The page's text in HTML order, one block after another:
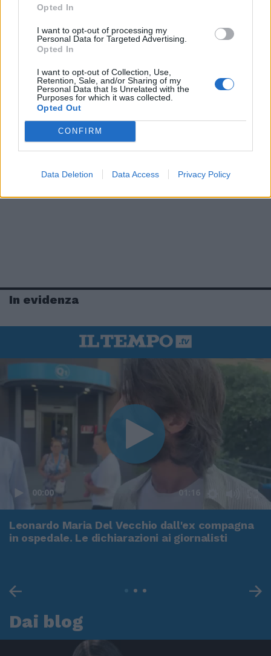
Opted In
I want to opt-out of processing my
Personal Data for Targeted Advertising.
Opted In
I want to opt-out of Collection, Use,
Retention, Sale, and/or Sharing of my
Personal Data that Is Unrelated with the
Purposes for which it was collected.
Opted Out
CONFIRM
Data Deletion Data Access Privacy Policy
In evidenza
00:00 01:16
Leonardo Maria Del Vecchio dall'ex compagna
in ospedale. Le dichiarazioni ai giornalisti
Dai blog